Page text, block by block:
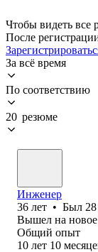
Чтобы видеть все
После
За всё время
По соответствию
20 резюме
Инженер
36 лет • Был
Вышел на новое
Общий опыт
10 лет 10